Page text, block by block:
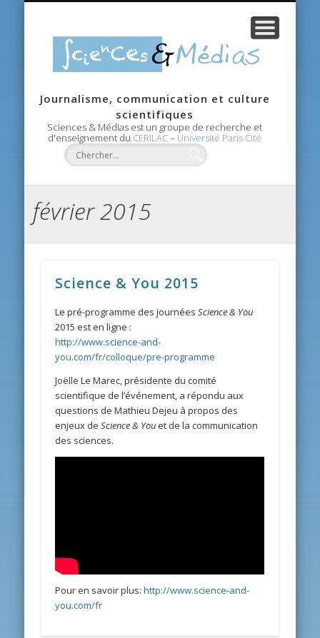
Journalisme, communication et culture
scientifiques
Sciences & Médias est un groupe de recherche et
d'enseignement du CERILAC– Université Paris Cité
ACCUEIL
ÉQUIPE
MASTER
RECHERCHE
AGENDA
CONTACTS
CANDIDATURE
février 2015
Science & You 2015
Le pré-programme des journéesScience & You
2015 est en ligne :
http://www.science-and-
you.com/fr/colloque/pre-programme
Joëlle Le Marec, présidente du comité
scientifique de l’événement, a répondu aux
questions de Mathieu Dejeu à propos des
enjeux deScience & Youet de la communication
des sciences.
Pour en savoir plus:http://www.science-and-
you.com/fr